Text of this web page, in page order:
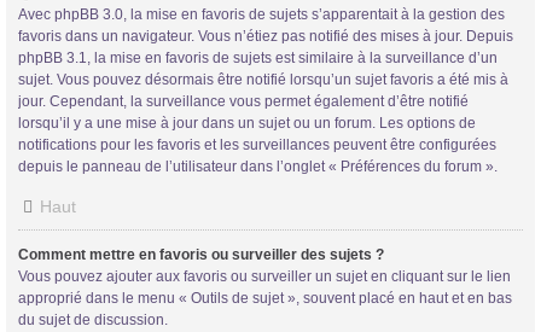
Avec phpBB 3.0, la mise en favoris de sujets s’apparentait à la gestion des
favoris dans un navigateur. Vous n’étiez pas notifié des mises à jour. Depuis
phpBB 3.1, la mise en favoris de sujets est similaire à la surveillance d’un
sujet. Vous pouvez désormais être notifié lorsqu’un sujet favoris a été mis à
jour. Cependant, la surveillance vous permet également d’être notifié
lorsqu’il y a une mise à jour dans un sujet ou un forum. Les options de
notifications pour les favoris et les surveillances peuvent être configurées
depuis le panneau de l’utilisateur dans l’onglet « Préférences du forum ».
Haut
Comment mettre en favoris ou surveiller des sujets ?
Vous pouvez ajouter aux favoris ou surveiller un sujet en cliquant sur le lien
approprié dans le menu « Outils de sujet », souvent placé en haut et en bas
du sujet de discussion.